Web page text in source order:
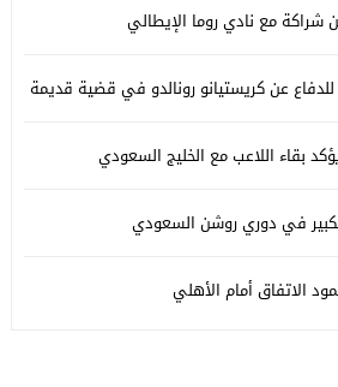
شراكة مع نادي روما الإيطالي
عن كريستيانو رونالدو في قضية قديمة
بقاء اللاعب مع الخليج السعودي
في دوري روشن السعودي
الاتفاق أمام الأهلي